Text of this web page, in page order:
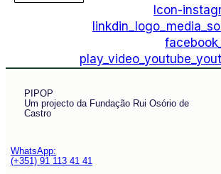
Icon-
PIPOP
Um projecto da Fundação Rui Osório de
Castro
WhatsApp:
(+351) 91 113 41 41